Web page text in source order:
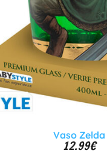
Vaso Zelda
12.99€